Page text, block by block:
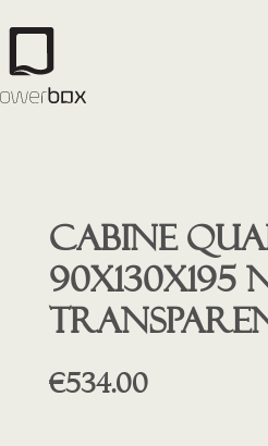
Cabine
90x130x195
€534.00